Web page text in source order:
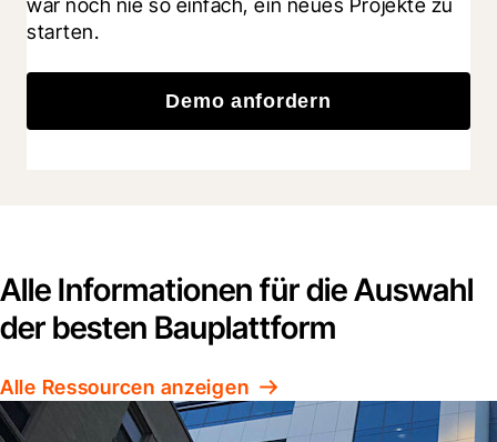
starten.
Demo anfordern
Alle Informationen für die Auswahl
der besten Bauplattform
Alle Ressourcen anzeigen